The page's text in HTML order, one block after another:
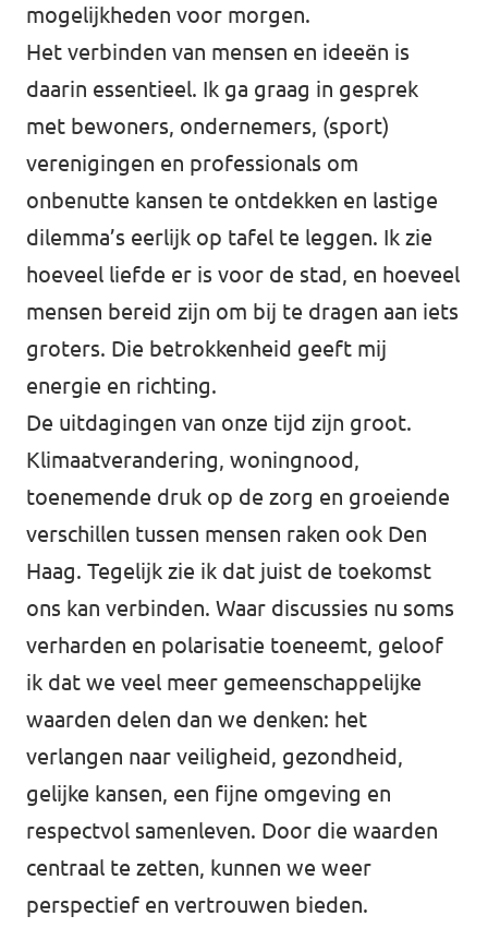
mogelijkheden voor morgen.
Het verbinden van mensen en ideeën is
daarin essentieel. Ik ga graag in gesprek
met bewoners, ondernemers, (sport)
verenigingen en professionals om
onbenutte kansen te ontdekken en lastige
dilemma’s eerlijk op tafel te leggen. Ik zie
hoeveel liefde er is voor de stad, en hoeveel
mensen bereid zijn om bij te dragen aan iets
groters. Die betrokkenheid geeft mij
energie en richting.
De uitdagingen van onze tijd zijn groot.
Klimaatverandering, woningnood,
toenemende druk op de zorg en groeiende
verschillen tussen mensen raken ook Den
Haag. Tegelijk zie ik dat juist de toekomst
ons kan verbinden. Waar discussies nu soms
verharden en polarisatie toeneemt, geloof
ik dat we veel meer gemeenschappelijke
waarden delen dan we denken: het
verlangen naar veiligheid, gezondheid,
gelijke kansen, een fijne omgeving en
respectvol samenleven. Door die waarden
centraal te zetten, kunnen we weer
perspectief en vertrouwen bieden.